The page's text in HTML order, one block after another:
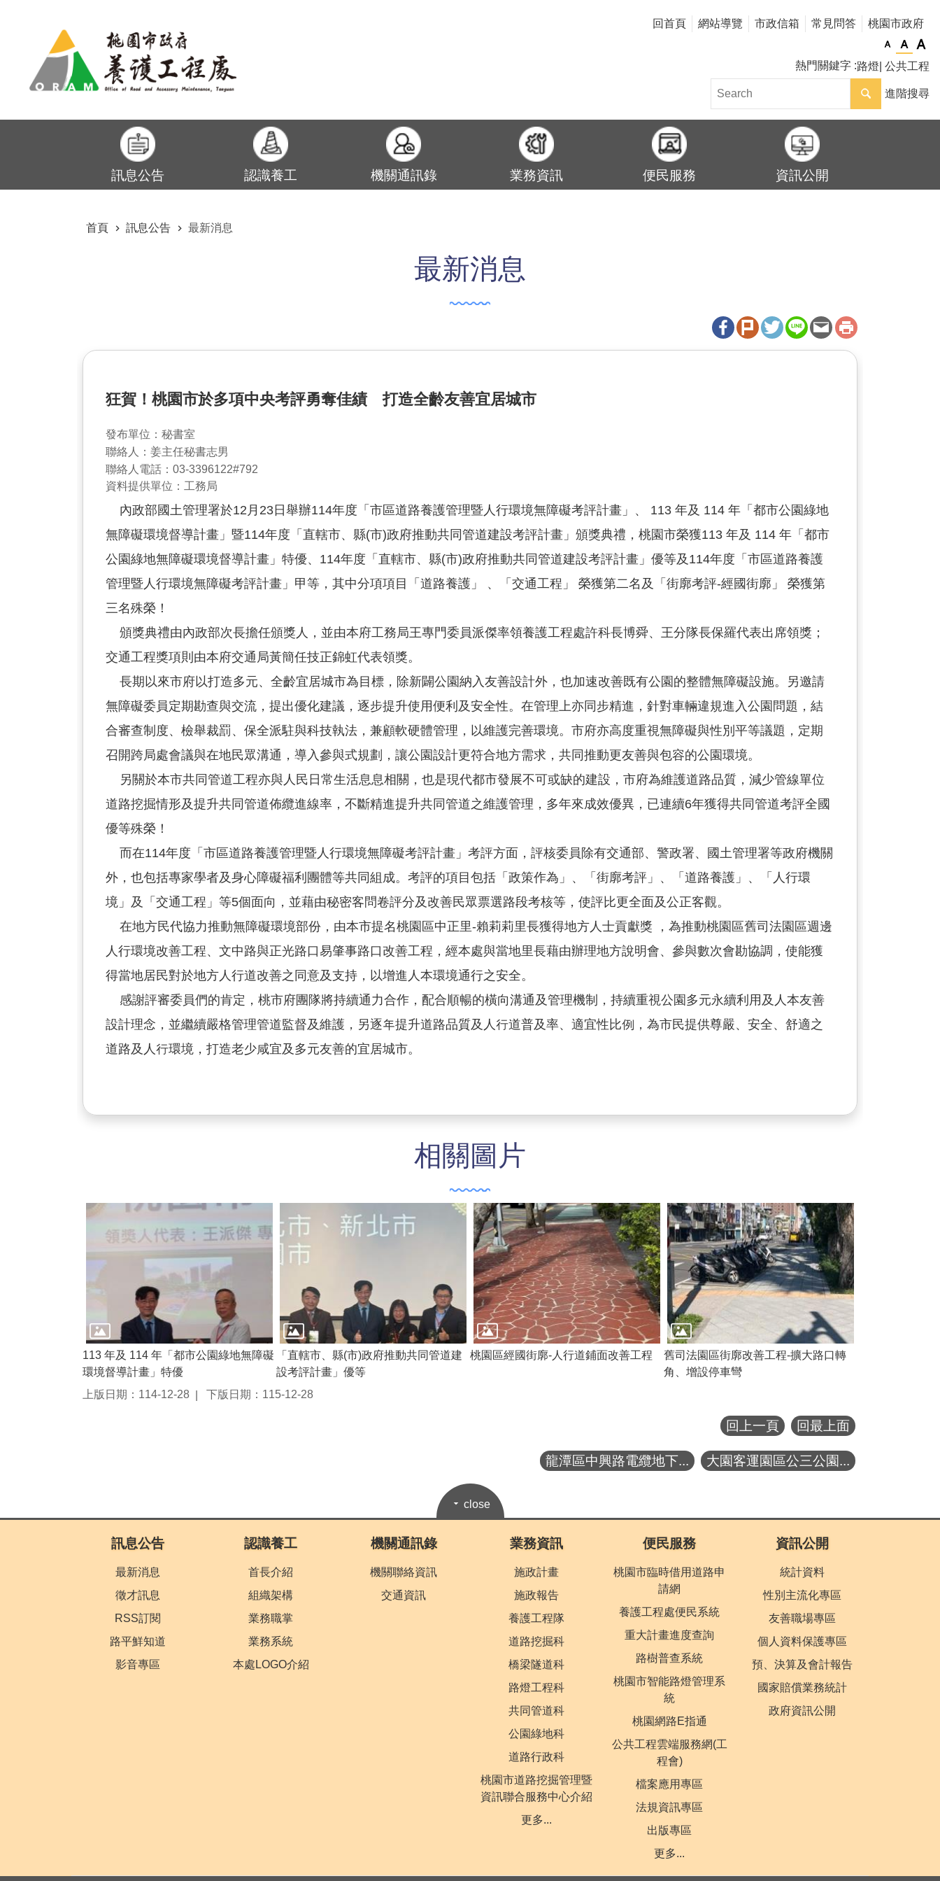
回首頁
網站導覽 市政信箱 常見問答 桃園市政府
熱門關鍵字 路燈 公共工程
進階搜尋
訊息公告 認識養工 機關通訊錄 業務資訊 便民服務 資訊公開
首頁
訊息公告 最新消息
最新消息
狂賀！桃園市於多項中央考評勇奪佳績 打造全齡友善宜居城市
發布單位：秘書室
聯絡人：姜主任秘書志男
聯絡人電話：03-3396122#792
資料提供單位：工務局
內政部國土管理署於12月23日舉辦114年度「市區道路養護管理暨人行環境無障礙考評計畫」、 113 年及 114 年「都市公園綠地
無障礙環境督導計畫」暨114年度「直轄市、縣(市)政府推動共同管道建設考評計畫」頒獎典禮，桃園市榮獲113 年及 114 年「都市
公園綠地無障礙環境督導計畫」特優、114年度「直轄市、縣(市)政府推動共同管道建設考評計畫」優等及114年度「市區道路養護
管理暨人行環境無障礙考評計畫」甲等，其中分項項目「道路養護」 、「交通工程」 榮獲第二名及「街廓考評-經國街廓」 榮獲第
三名殊榮！
頒獎典禮由內政部次長擔任頒獎人，並由本府工務局王專門委員派傑率領養護工程處許科長博舜、王分隊長保羅代表出席領獎；
交通工程獎項則由本府交通局黃簡任技正錦虹代表領獎。
長期以來市府以打造多元、全齡宜居城市為目標，除新闢公園納入友善設計外，也加速改善既有公園的整體無障礙設施。另邀請
無障礙委員定期勘查與交流，提出優化建議，逐步提升使用便利及安全性。在管理上亦同步精進，針對車輛違規進入公園問題，結
合審查制度、檢舉裁罰、保全派駐與科技執法，兼顧軟硬體管理，以維護完善環境。市府亦高度重視無障礙與性別平等議題，定期
召開跨局處會議與在地民眾溝通，導入參與式規劃，讓公園設計更符合地方需求，共同推動更友善與包容的公園環境。
另關於本市共同管道工程亦與人民日常生活息息相關，也是現代都市發展不可或缺的建設，市府為維護道路品質，減少管線單位
道路挖掘情形及提升共同管道佈纜進線率，不斷精進提升共同管道之維護管理，多年來成效優異，已連續6年獲得共同管道考評全國
優等殊榮！
而在114年度「市區道路養護管理暨人行環境無障礙考評計畫」考評方面，評核委員除有交通部、警政署、國土管理署等政府機關
外，也包括專家學者及身心障礙福利團體等共同組成。考評的項目包括「政策作為」、「街廓考評」、「道路養護」、「人行環
境」及「交通工程」等5個面向，並藉由秘密客問卷評分及改善民眾票選路段考核等，使評比更全面及公正客觀。
在地方民代協力推動無障礙環境部份，由本市提名桃園區中正里-賴莉莉里長獲得地方人士貢獻獎 ，為推動桃園區舊司法園區週邊
人行環境改善工程、文中路與正光路口易肇事路口改善工程，經本處與當地里長藉由辦理地方說明會、參與數次會勘協調，使能獲
得當地居民對於地方人行道改善之同意及支持，以增進人本環境通行之安全。
感謝評審委員們的肯定，桃市府團隊將持續通力合作，配合順暢的橫向溝通及管理機制，持續重視公園多元永續利用及人本友善
設計理念，並繼續嚴格管理管道監督及維護，另逐年提升道路品質及人行道普及率、適宜性比例，為市民提供尊嚴、安全、舒適之
道路及人行環境，打造老少咸宜及多元友善的宜居城市。
相關圖片
113 年及 114 年「都市公園綠地無障礙
環境督導計畫」特優
「直轄市、縣(市)政府推動共同管道建
設考評計畫」優等
桃園區經國街廓-人行道鋪面改善工程
舊司法園區街廓改善工程-擴大路口轉
角、增設停車彎
上版日期：114-12-28
下版日期：115-12-28
回上一頁 回最上面
龍潭區中興路電纜地下... 大園客運園區公三公園...
close
訊息公告
最新消息
徵才訊息
RSS訂閱
路平鮮知道
影音專區
認識養工
首長介紹
組織架構
業務職掌
業務系統
本處LOGO介紹
機關通訊錄
機關聯絡資訊
交通資訊
業務資訊
施政計畫
施政報告
養護工程隊
道路挖掘科
橋梁隧道科
路燈工程科
共同管道科
公園綠地科
道路行政科
桃園市道路挖掘管理暨
資訊聯合服務中心介紹
更多...
便民服務
桃園市臨時借用道路申
請網
養護工程處便民系統
重大計畫進度查詢
路樹普查系統
桃園市智能路燈管理系
統
桃園網路E指通
公共工程雲端服務網(工
程會)
檔案應用專區
法規資訊專區
出版專區
更多...
資訊公開
統計資料
性別主流化專區
友善職場專區
個人資料保護專區
預、決算及會計報告
國家賠償業務統計
政府資訊公開